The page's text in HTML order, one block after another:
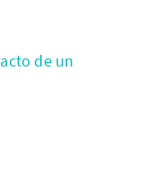
de un